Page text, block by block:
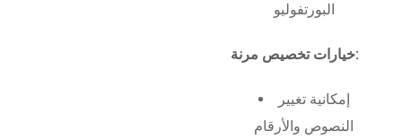
البورتفوليو
خيارات تخصيص مرنة:
إمكانية تغيير
النصوص والأرقام